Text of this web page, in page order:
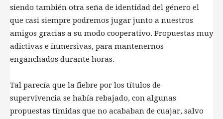
siendo también otra seña de identidad del género el
que casi siempre podremos jugar junto a nuestros
amigos gracias a su modo cooperativo. Propuestas muy
adictivas e inmersivas, para mantenernos
enganchados durante horas.
Tal parecía que la fiebre por los títulos de
supervivencia se había rebajado, con algunas
propuestas tímidas que no acababan de cuajar, salvo